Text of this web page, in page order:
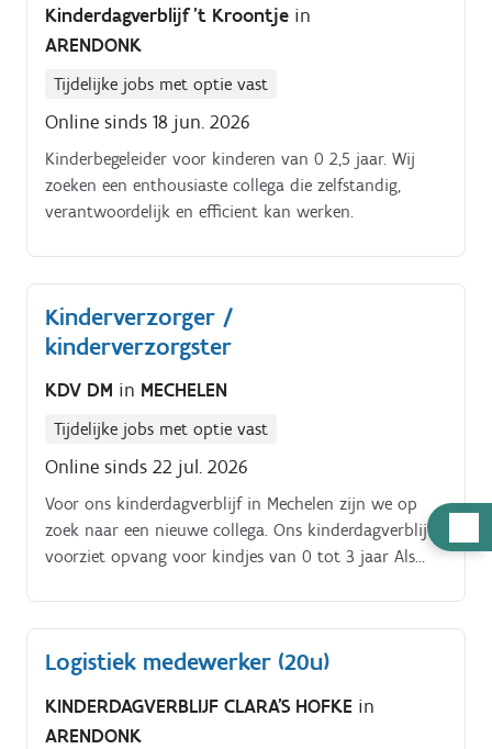
Kinderdagverblijf 't Kroontje in
ARENDONK
Tijdelijke jobs met optie vast
Online sinds 18 jun. 2026
Kinderbegeleider voor kinderen van 0 2,5 jaar. Wij
zoeken een enthousiaste collega die zelfstandig,
verantwoordelijk en efficient kan werken.
Kinderverzorger /
kinderverzorgster
KDV DM in MECHELEN
Tijdelijke jobs met optie vast
Online sinds 22 jul. 2026
Voor ons kinderdagverblijf in Mechelen zijn we op
zoek naar een nieuwe collega. Ons kinderdagverblijf
voorziet opvang voor kindjes van 0 tot 3 jaar Als
Logistiek medewerker (20u)
KINDERDAGVERBLIJF CLARA'S HOFKE in
ARENDONK